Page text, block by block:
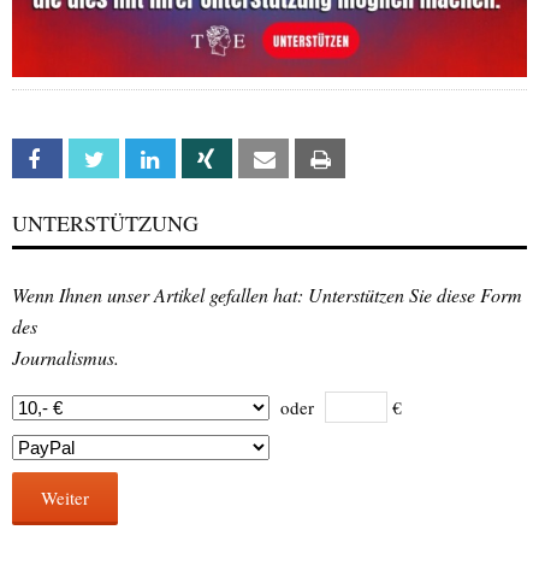
Facebook Twitter Linkedin Xing Email
UNTERSTÜTZUNG
Wenn Ihnen unser Artikel gefallen hat: Unterstützen Sie diese Form
des
Journalismus.
oder €
Weiter